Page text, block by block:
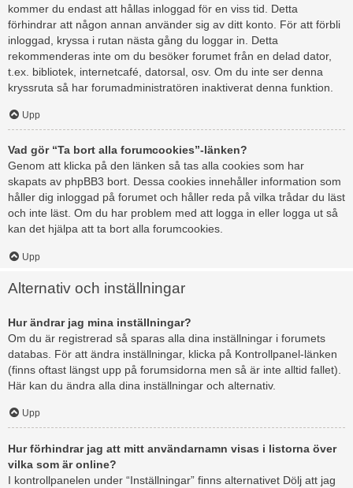
kommer du endast att hållas inloggad för en viss tid. Detta
förhindrar att någon annan använder sig av ditt konto. För att förbli
inloggad, kryssa i rutan nästa gång du loggar in. Detta
rekommenderas inte om du besöker forumet från en delad dator,
t.ex. bibliotek, internetcafé, datorsal, osv. Om du inte ser denna
kryssruta så har forumadministratören inaktiverat denna funktion.
Upp
Vad gör “Ta bort alla forumcookies”-länken?
Genom att klicka på den länken så tas alla cookies som har
skapats av phpBB3 bort. Dessa cookies innehåller information som
håller dig inloggad på forumet och håller reda på vilka trådar du läst
och inte läst. Om du har problem med att logga in eller logga ut så
kan det hjälpa att ta bort alla forumcookies.
Upp
Alternativ och inställningar
Hur ändrar jag mina inställningar?
Om du är registrerad så sparas alla dina inställningar i forumets
databas. För att ändra inställningar, klicka på Kontrollpanel-länken
(finns oftast längst upp på forumsidorna men så är inte alltid fallet).
Här kan du ändra alla dina inställningar och alternativ.
Upp
Hur förhindrar jag att mitt användarnamn visas i listorna över
vilka som är online?
I kontrollpanelen under “Inställningar” finns alternativet Dölj att jag